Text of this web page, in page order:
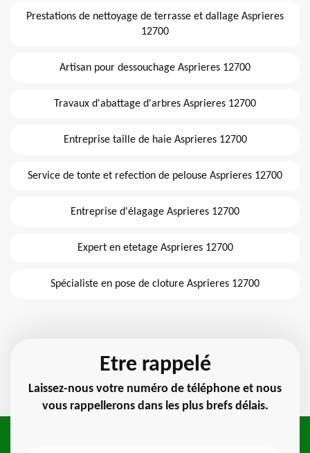
Prestations de nettoyage de terrasse et dallage Asprieres
12700
Artisan pour dessouchage Asprieres 12700
Travaux d'abattage d'arbres Asprieres 12700
Entreprise taille de haie Asprieres 12700
Service de tonte et refection de pelouse Asprieres 12700
Entreprise d'élagage Asprieres 12700
Expert en etetage Asprieres 12700
Spécialiste en pose de cloture Asprieres 12700
Etre rappelé
Laissez-nous votre numéro de téléphone et nous
vous rappellerons dans les plus brefs délais.